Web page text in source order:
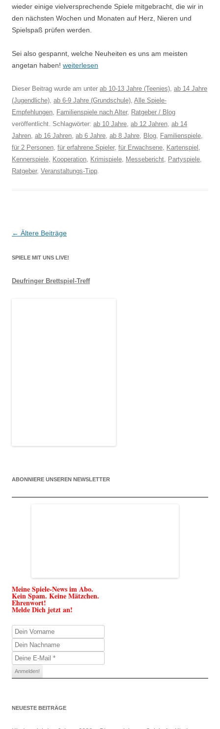
wieder einige vielversprechende Spiele mitgebracht, die wir in
den nächsten Wochen und Monaten auf Herz, Nieren und
Spielspaß prüfen werden.
Sei also gespannt, welche Neuheiten es uns am meisten
angetan haben! weiterlesen
Dieser Beitrag wurde am unter ab 10-13 Jahre (Teenies), ab 14 Jahre
(Jugendliche), ab 6-9 Jahre (Grundschule), Alle Spiele-
Empfehlungen, Familienspiele nach Alter, Ratgeber / Blog
veröffentlicht. Schlagwörter: ab 10 Jahre, ab 12 Jahren, ab 14
Jahren, ab 16 Jahren, ab 6 Jahre, ab 8 Jahre, Blog, Familienspiele,
für 2 Personen, für erfahrene Spieler, für Erwachsene, Kartenspiel ,
Kennerspiele, Kooperation, Krimispiele, Messebericht, Partyspiele,
Ratgeber, Veranstaltungs-Tipp.
Beitragsnavigation
← Ältere Beiträge
SPIELE MIT UNS LIVE!
Deufringer Brettspiel-Treff
ABONNIERE UNSEREN NEWSLETTER
Meine Spiele-News im Abo.
Kein Spam. Keine Mätzchen.
Ehrenwort!
Melde Dich jetzt an!
NEUESTE BEITRÄGE